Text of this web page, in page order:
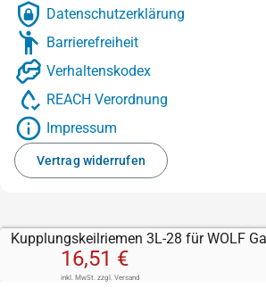
16,51 €
inkl. MwSt. zzgl. Versand
Datenschutzerklärung
Barrierefreiheit
Verhaltenskodex
REACH Verordnung
Impressum
Vertrag widerrufen